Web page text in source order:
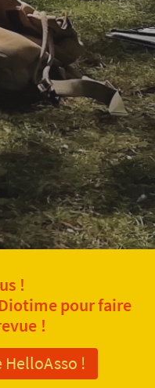
!
pour faire
!
!